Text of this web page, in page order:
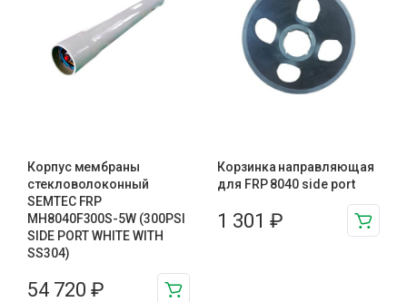
Корпус мембраны
стекловолоконный
SEMTEC FRP
MH8040F300S-5W (300PSI
SIDE PORT WHITE WITH
SS304)
54 720 ₽
Корзинка направляющая
для FRP 8040 side port
1 301 ₽